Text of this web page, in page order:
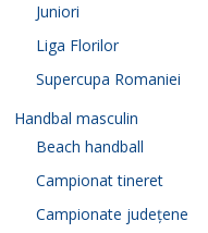
Juniori
Liga Florilor
Supercupa Romaniei
Handbal masculin
Beach handball
Campionat tineret
Campionate județene